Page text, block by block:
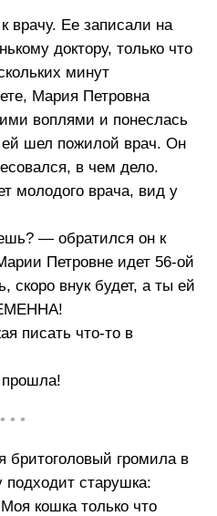
врачу. Ее записали на
доктору, только что
минут
Мария Петровна
воплями и понеслась
ей шел пожилой врач. Он
в чем дело.
молодого врача, вид у
— обратился он к
Петровне идет 56-ой
скоро внук будет, а ты ей
писать что-то в
• • •
бритоголовый громила в
старушка:
кошка только что